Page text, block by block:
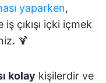
yaparken,
çıkışı içki içmek
🍹
kolay kişilerdir ve